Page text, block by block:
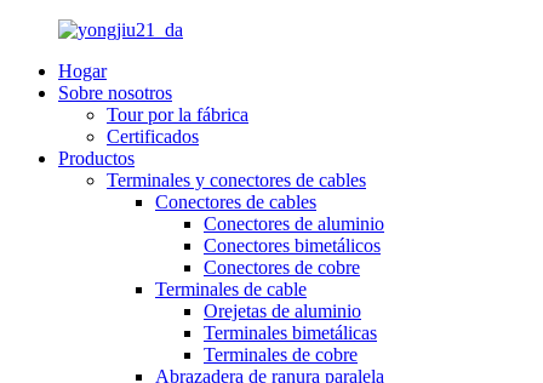
Hogar
Sobre nosotros
Tour por la fábrica
Certificados
Productos
Terminales y conectores de cables
Conectores de cables
Conectores de aluminio
Conectores bimetálicos
Conectores de cobre
Terminales de cable
Orejetas de aluminio
Terminales bimetálicas
Terminales de cobre
Abrazadera de ranura paralela